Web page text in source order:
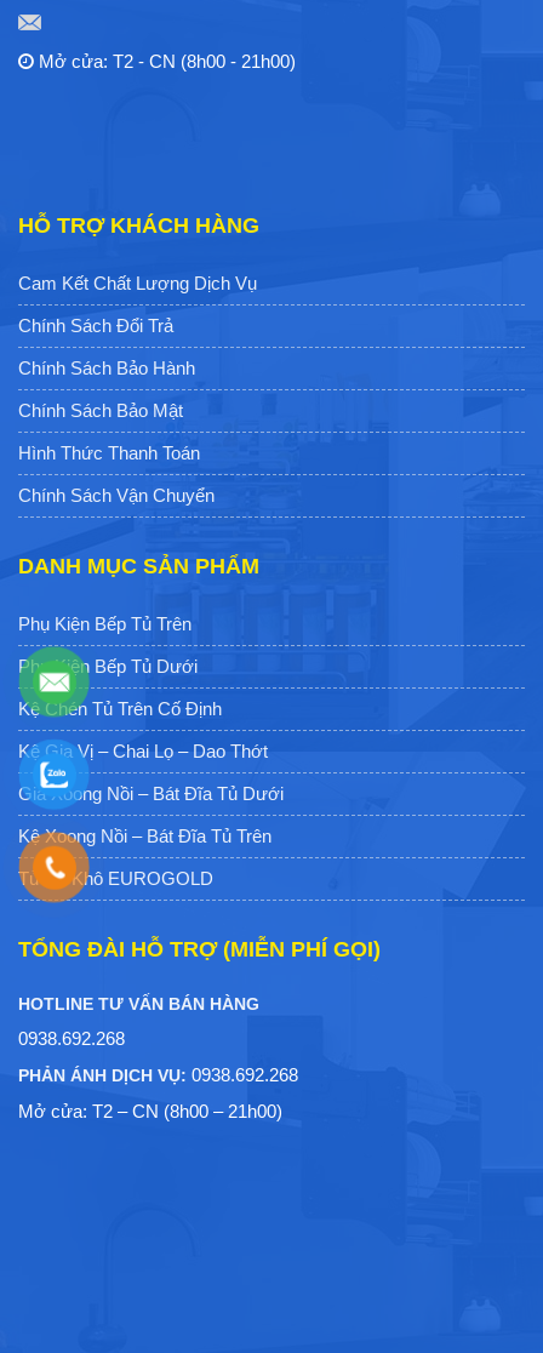
Mở cửa: T2 - CN (8h00 - 21h00)
HỖ TRỢ KHÁCH HÀNG
Cam Kết Chất Lượng Dịch Vụ
Chính Sách Đổi Trả
Chính Sách Bảo Hành
Chính Sách Bảo Mật
Hình Thức Thanh Toán
Chính Sách Vận Chuyển
DANH MỤC SẢN PHẨM
Phụ Kiện Bếp Tủ Trên
Phụ Kiện Bếp Tủ Dưới
Kệ Chén Tủ Trên Cố Định
Kệ Gia Vị – Chai Lọ – Dao Thớt
Giá Xoong Nồi – Bát Đĩa Tủ Dưới
Kệ Xoong Nồi – Bát Đĩa Tủ Trên
Tủ Đồ Khô EUROGOLD
TỔNG ĐÀI HỖ TRỢ (MIỄN PHÍ GỌI)
HOTLINE TƯ VẤN BÁN HÀNG
0938.692.268
PHẢN ÁNH DỊCH VỤ: 0938.692.268
Mở cửa: T2 – CN (8h00 – 21h00)